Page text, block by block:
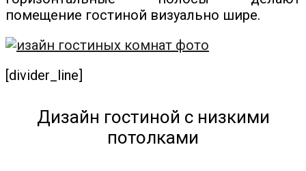
помещение гостиной визуально шире.
[divider_line]
Дизайн гостиной с низкими
потолками